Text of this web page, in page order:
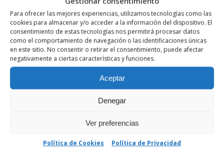
Para ofrecer las mejores experiencias, utilizamos tecnologías como las
cookies para almacenar y/o acceder a la información del dispositivo. El
consentimiento de estas tecnologías nos permitirá procesar datos
como el comportamiento de navegación o las identificaciones únicas
en este sitio. No consentir o retirar el consentimiento, puede afectar
negativamente a ciertas características y funciones.
Aceptar
Denegar
Ver preferencias
Política de Cookies Política de Privacidad
eficientes.
MARCAS RECOMENDADAS DE
ELECTRODOMÉSTICOS EFICIENTES
Algunas marcas se destacan en la producción de
electrodomésticos eficientes:
: Conocida por sus refrigeradores y
lavadoras de alta eficiencia energética.
electrodomésticos con tecnologías